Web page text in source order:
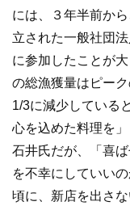
には、３年半前か
立された一般社団
に参加したことが
の総漁獲量はピー
1/3に減少している
心を込めた料理を
石井氏だが、「喜
を不幸にしていい
頃に、新店を出さ